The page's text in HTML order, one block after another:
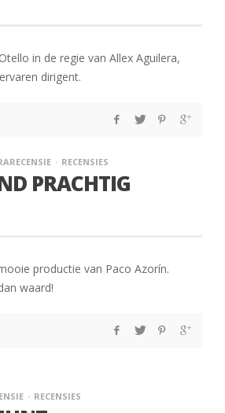
in de regie van Allex Aguilera,
dirigent.
RECENSIES
PRACHTIG
productie van Paco Azorín.
waard!
RECENSIES